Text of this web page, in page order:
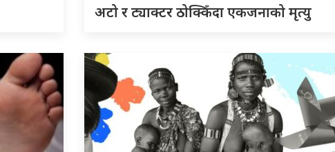
अटो र ट्याक्टर ठोक्किँदा एकजनाको मृत्यु